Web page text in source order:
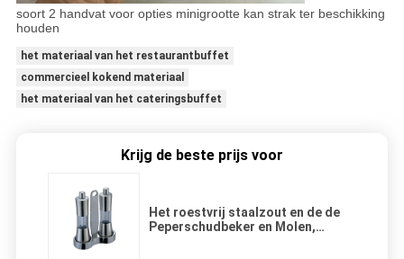
soort 2 handvat voor opties minigrootte kan strak ter beschikking
houden
het materiaal van het restaurantbuffet
commercieel kokend materiaal
het materiaal van het cateringsbuffet
Krijg de beste prijs voor
Het roestvrij staalzout en de de
Peperschudbeker en Molen,